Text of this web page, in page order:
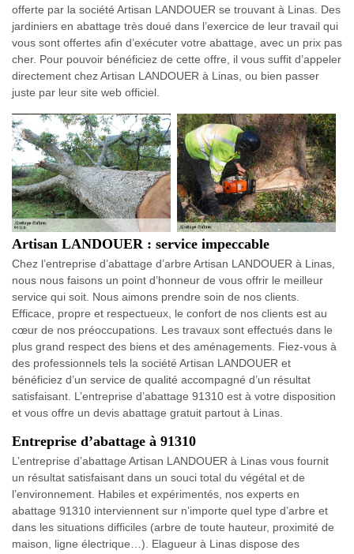
offerte par la société Artisan LANDOUER se trouvant à Linas. Des
jardiniers en abattage très doué dans l’exercice de leur travail qui
vous sont offertes afin d’exécuter votre abattage, avec un prix pas
cher. Pour pouvoir bénéficiez de cette offre, il vous suffit d’appeler
directement chez Artisan LANDOUER à Linas, ou bien passer
juste par leur site web officiel.
Artisan LANDOUER : service impeccable
Chez l’entreprise d’abattage d’arbre Artisan LANDOUER à Linas,
nous nous faisons un point d’honneur de vous offrir le meilleur
service qui soit. Nous aimons prendre soin de nos clients.
Efficace, propre et respectueux, le confort de nos clients est au
cœur de nos préoccupations. Les travaux sont effectués dans le
plus grand respect des biens et des aménagements. Fiez-vous à
des professionnels tels la société Artisan LANDOUER et
bénéficiez d’un service de qualité accompagné d’un résultat
satisfaisant. L’entreprise d’abattage 91310 est à votre disposition
et vous offre un devis abattage gratuit partout à Linas.
Entreprise d’abattage à 91310
L’entreprise d’abattage Artisan LANDOUER à Linas vous fournit
un résultat satisfaisant dans un souci total du végétal et de
l’environnement. Habiles et expérimentés, nos experts en
abattage 91310 interviennent sur n’importe quel type d’arbre et
dans les situations difficiles (arbre de toute hauteur, proximité de
maison, ligne électrique…). Elagueur à Linas dispose des